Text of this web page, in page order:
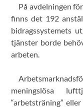
På avdelningen
finns det 192
bidragssystemets
tjänster borde
arbeten.
meningslösa
“arbetsträning”